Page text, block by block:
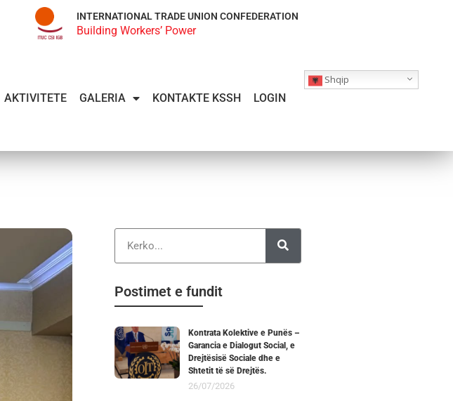
INTERNATIONAL TRADE UNION CONFEDERATION
Building Workers’ Power
AKTIVITETE GALERIA KONTAKTE KSSH LOGIN
Shqip
Postimet e fundit
Kontrata Kolektive e Punës –
Garancia e Dialogut Social, e
Drejtësisë Sociale dhe e
Shtetit të së Drejtës.
26/07/2026